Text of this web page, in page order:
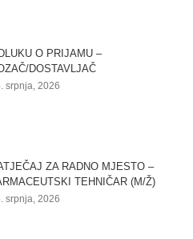
O PRIJAMU –
DOSTAVLJAČ
srpnja, 2026
ZA RADNO MJESTO –
TEHNIČAR (M/Ž)
srpnja, 2026